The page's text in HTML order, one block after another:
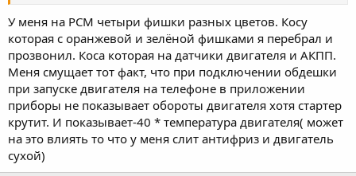
У меня на РСМ четыри фишки разных цветов. Косу
которая с оранжевой и зелёной фишками я перебрал и
прозвонил. Коса которая на датчики двигателя и АКПП.
Меня смущает тот факт, что при подключении обдешки
при запуске двигателя на телефоне в приложении
приборы не показывает обороты двигателя хотя стартер
крутит. И показывает-40 * температура двигателя( может
на это влиять то что у меня слит антифриз и двигатель
сухой)